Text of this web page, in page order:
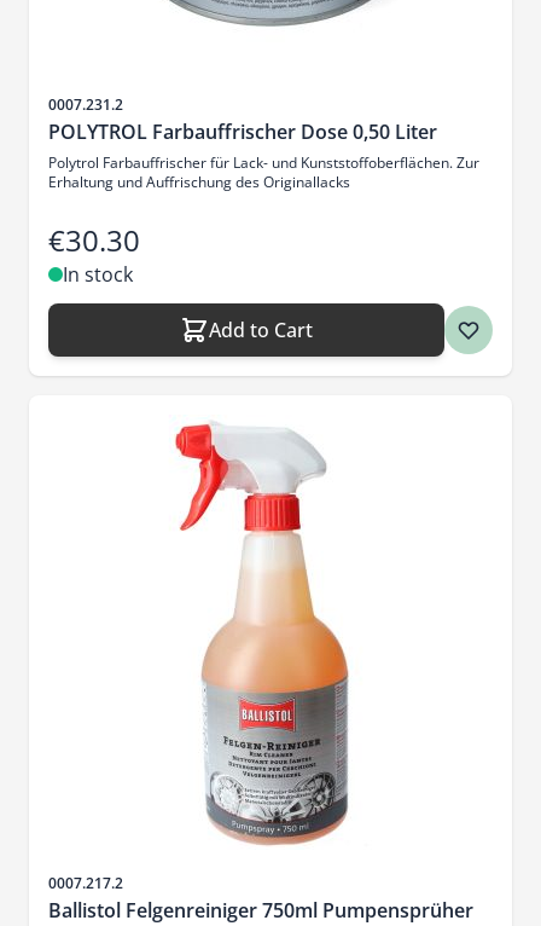
Sku
0007.231.2
POLYTROL Farbauffrischer Dose 0,50 Liter
Polytrol Farbauffrischer für Lack- und Kunststoffoberflächen. Zur
Erhaltung und Auffrischung des Originallacks
€30.30
In stock
Add to Cart
Sku
0007.217.2
Ballistol Felgenreiniger 750ml Pumpensprüher